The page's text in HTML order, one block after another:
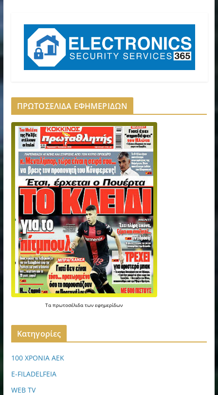
ΠΡΩΤΟΣΕΛΙΔΑ ΕΦΗΜΕΡΙΔΩΝ
Ταπρωτοσέλιδατωνεφημερίδων
Kατηγορίες
100 ΧΡΟΝΙΑ ΑΕΚ
E-FILADELFEIA
WEB TV